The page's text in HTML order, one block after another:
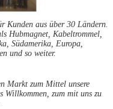
Kunden aus über 30 Ländern.
Hubmagnet, Kabeltrommel,
Südamerika, Europa,
und so weiter.
Markt zum Mittel unsere
Willkommen, zum mit uns zu